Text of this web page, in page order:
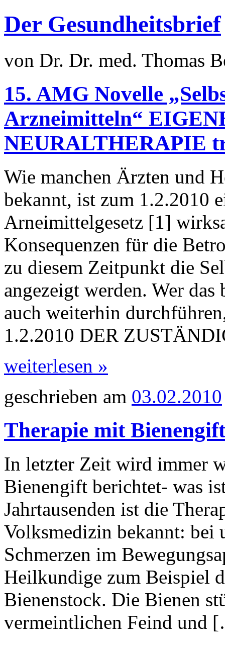
Der Gesundheitsbrief
von Dr. Dr. med. Thomas
15. AMG Novelle
Arzneimitteln“
NEURALTHERAPIE
Wie manchen Ärzten und
bekannt, ist zum 1.2.2010
Arneimittelgesetz [1]
Konsequenzen für die
zu diesem Zeitpunkt die
angezeigt werden. Wer
auch weiterhin
1.2.2010 DER
weiterlesen »
geschrieben am 03.02.2010
Therapie mit
In letzter Zeit wird immer
Bienengift berichtet- was
Jahrtausenden ist die
Volksmedizin bekannt: bei
Schmerzen im
Heilkundige zum Beispiel
Bienenstock. Die Bienen
vermeintlichen Feind und